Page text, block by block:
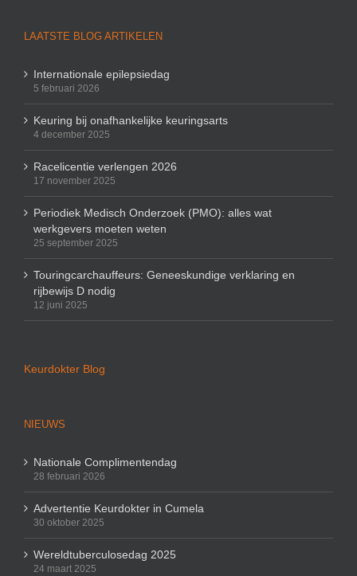
LAATSTE BLOG ARTIKELEN
Internationale epilepsiedag
5 februari 2026
Keuring bij onafhankelijke keuringsarts
4 december 2025
Racelicentie verlengen 2026
17 november 2025
Periodiek Medisch Onderzoek (PMO): alles wat
werkgevers moeten weten
25 september 2025
Touringcarchauffeurs: Geneeskundige verklaring en
rijbewijs D nodig
12 juni 2025
Keurdokter Blog
NIEUWS
Nationale Complimentendag
28 februari 2026
Advertentie Keurdokter in Cumela
30 oktober 2025
Wereldtuberculosedag 2025
24 maart 2025